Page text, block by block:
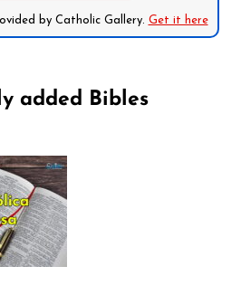
by Catholic Gallery. Get it here
added Bibles